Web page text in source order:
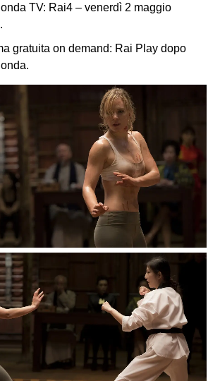
TV: Rai4 – venerdì 2 maggio
gratuita on demand: Rai Play dopo